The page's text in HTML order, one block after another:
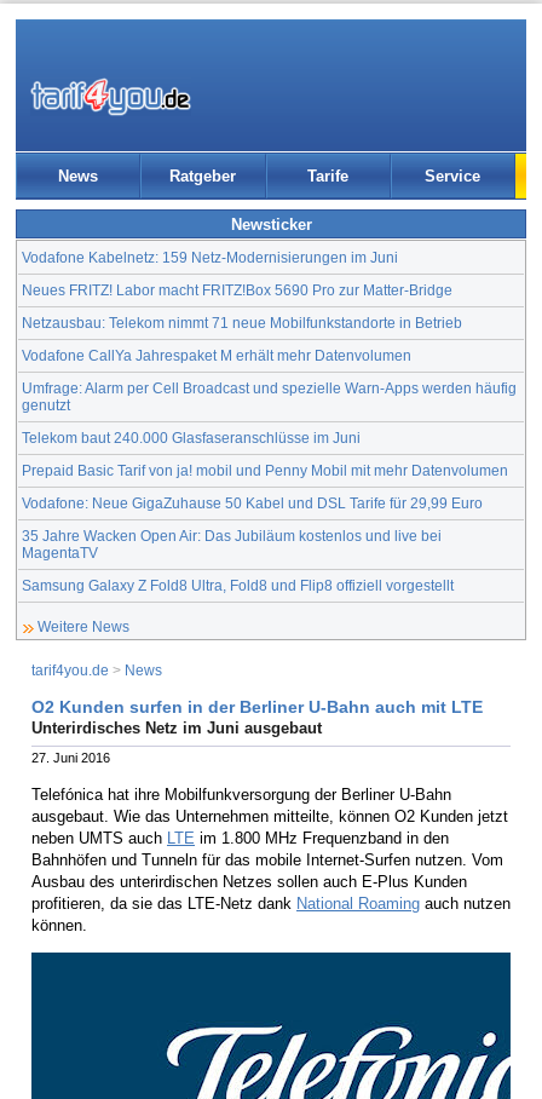
News Ratgeber Tarife Service
Newsticker
Vodafone Kabelnetz: 159 Netz-Modernisierungen im Juni
Neues FRITZ! Labor macht FRITZ!Box 5690 Pro zur Matter-Bridge
Netzausbau: Telekom nimmt 71 neue Mobilfunkstandorte in Betrieb
Vodafone CallYa Jahrespaket M erhält mehr Datenvolumen
Umfrage: Alarm per Cell Broadcast und spezielle Warn-Apps werden häufig
genutzt
Telekom baut 240.000 Glasfaseranschlüsse im Juni
Prepaid Basic Tarif von ja! mobil und Penny Mobil mit mehr Datenvolumen
Vodafone: Neue GigaZuhause 50 Kabel und DSL Tarife für 29,99 Euro
35 Jahre Wacken Open Air: Das Jubiläum kostenlos und live bei
MagentaTV
Samsung Galaxy Z Fold8 Ultra, Fold8 und Flip8 offiziell vorgestellt
Weitere News
tarif4you.de > News
O2 Kunden surfen in der Berliner U-Bahn auch mit LTE
Unterirdisches Netz im Juni ausgebaut
27. Juni 2016
Telefónica hat ihre Mobilfunkversorgung der Berliner U-Bahn
ausgebaut. Wie das Unternehmen mitteilte, können O2 Kunden jetzt
neben UMTS auch
LTE im 1.800 MHz Frequenzband in den
Bahnhöfen und Tunneln für das mobile Internet-Surfen nutzen. Vom
Ausbau des unterirdischen Netzes sollen auch E-Plus Kunden
profitieren, da sie das LTE-Netz dank National Roaming auch nutzen
können.